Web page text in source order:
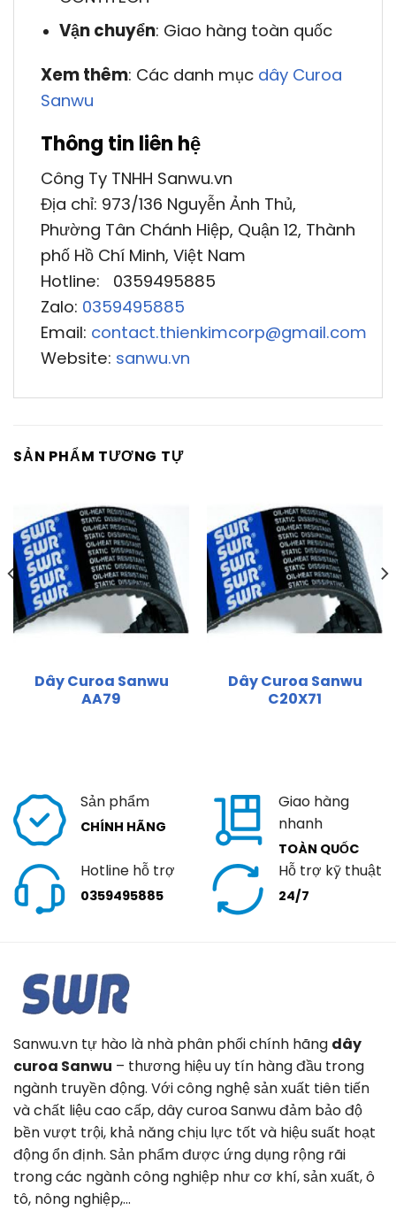
Vận chuyển: Giao hàng toàn quốc
Xem thêm: Các danh mục dây Curoa
Sanwu
Thông tin liên hệ
Công Ty TNHH Sanwu.vn
Địa chỉ: 973/136 Nguyễn Ảnh Thủ,
Phường Tân Chánh Hiệp, Quận 12, Thành
phố Hồ Chí Minh, Việt Nam
Hotline: 0359495885
Zalo: 0359495885
Email: contact.thienkimcorp@gmail.com
Website: sanwu.vn
SẢN PHẨM TƯƠNG TỰ
Dây Curoa Sanwu
AA79
Dây Curoa Sanwu
C20X71
Sản phẩm
CHÍNH HÃNG
Giao hàng
nhanh
TOÀN QUỐC
Hotline hỗ trợ
0359495885
Hỗ trợ kỹ thuật
24/7
Sanwu.vn tự hào là nhà phân phối chính hãng dây
curoa Sanwu – thương hiệu uy tín hàng đầu trong
ngành truyền động. Với công nghệ sản xuất tiên tiến
và chất liệu cao cấp, dây curoa Sanwu đảm bảo độ
bền vượt trội, khả năng chịu lực tốt và hiệu suất hoạt
động ổn định. Sản phẩm được ứng dụng rộng rãi
trong các ngành công nghiệp như cơ khí, sản xuất, ô
tô, nông nghiệp,…